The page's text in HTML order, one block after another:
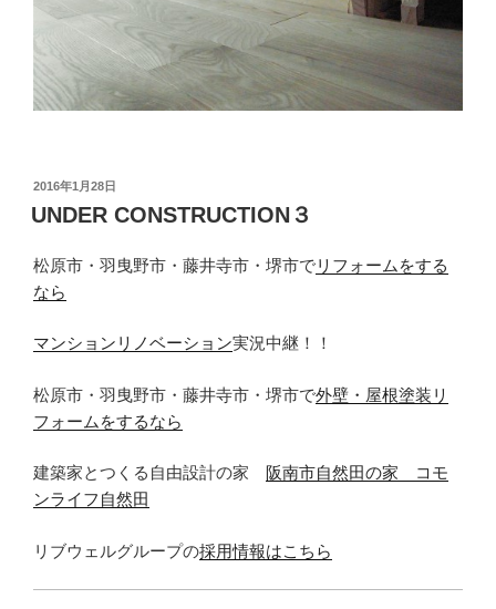
投
稿
日:
2016年1月28日
UNDER CONSTRUCTION３
松原市・羽曳野市・藤井寺市・堺市でリフォームをする
なら
マンションリノベーション実況中継！！
松原市・羽曳野市・藤井寺市・堺市で外壁・屋根塗装リ
フォームをするなら
建築家とつくる自由設計の家 阪南市自然田の家 コモ
ンライフ自然田
リブウェルグループの採用情報はこちら